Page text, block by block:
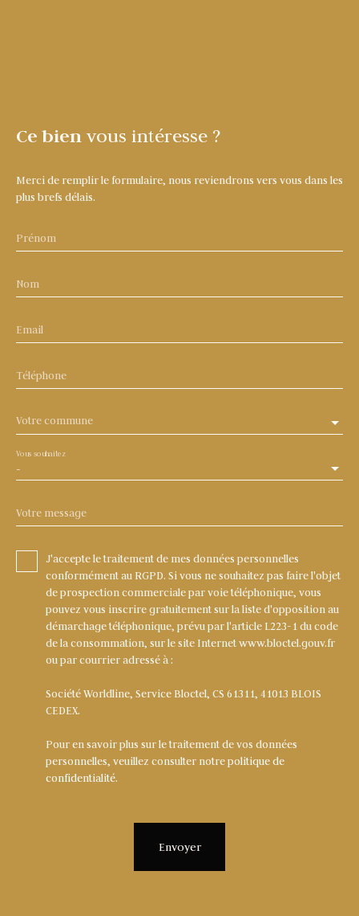
Ce bien vous intéresse ?
Merci de remplir le formulaire, nous reviendrons vers vous dans les
plus brefs délais.
Prénom
Nom
Email
Téléphone
Votre commune
-
Vous souhaitez
Votre message
J'accepte le traitement de mes données personnelles
conformément au RGPD. Si vous ne souhaitez pas faire l'objet
de prospection commerciale par voie téléphonique, vous
pouvez vous inscrire gratuitement sur la liste d'opposition au
démarchage téléphonique, prévu par l'article L223-1 du code
de la consommation, sur le site Internet www.bloctel.gouv.fr
ou par courrier adressé à :
Société Worldline, Service Bloctel, CS 61311, 41013 BLOIS
CEDEX.
Pour en savoir plus sur le traitement de vos données
personnelles, veuillez consulter notrepolitique de
confidentialité.
Envoyer